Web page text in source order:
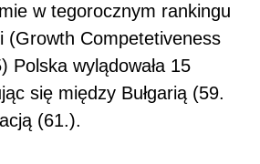
w tegorocznym rankingu
(Growth Competetiveness
Polska wylądowała 15
się między Bułgarią (59.
(61.).